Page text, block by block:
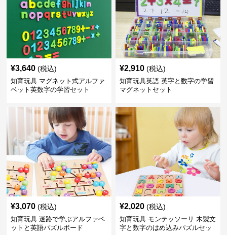
¥3,640 (税込)
知育玩具 マグネット式アルファ
ベット英数字の学習セット
¥2,910 (税込)
知育玩具英語 英字と数字の学習
マグネットセット
¥3,070 (税込)
知育玩具 迷路で学ぶアルファベ
ットと英語パズルボード
¥2,020 (税込)
知育玩具 モンテッソーリ 木製文
字と数字のはめ込みパズルセッ